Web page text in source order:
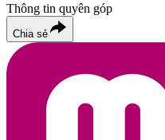
Thông tin quyên góp
Chia sẻ